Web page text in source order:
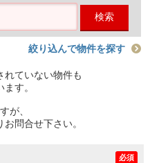
検索
絞り込んで物件を探す
れていない物件も
す。
が、
問合せ下さい。
必須